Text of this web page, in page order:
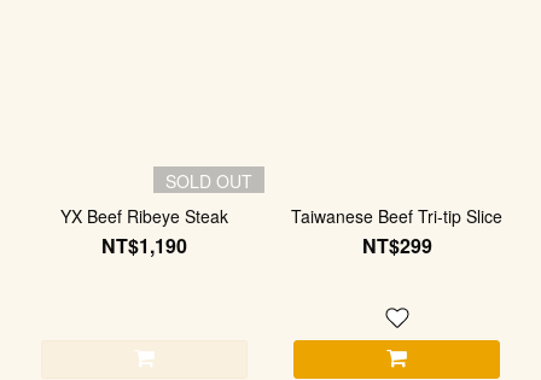
SOLD OUT
YX Beef Ribeye Steak
NT$1,190
Taiwanese Beef Tri-tip Slice
NT$299